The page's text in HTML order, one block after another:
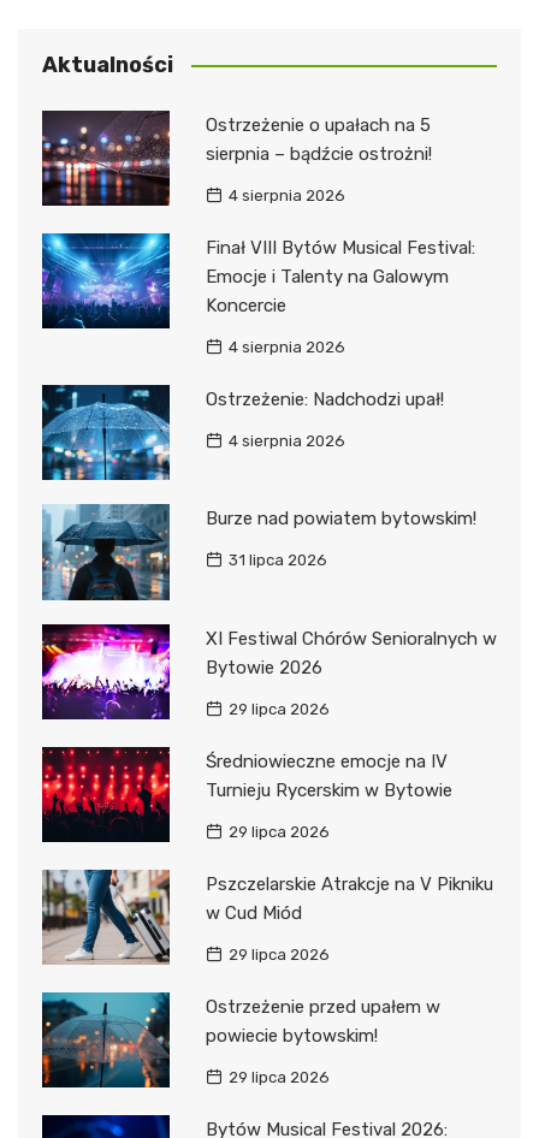
Aktualności
Ostrzeżenie o upałach na 5
sierpnia – bądźcie ostrożni!
4 sierpnia 2026
Finał VIII Bytów Musical Festival:
Emocje i Talenty na Galowym
Koncercie
4 sierpnia 2026
Ostrzeżenie: Nadchodzi upał!
4 sierpnia 2026
Burze nad powiatem bytowskim!
31 lipca 2026
XI Festiwal Chórów Senioralnych w
Bytowie 2026
29 lipca 2026
Średniowieczne emocje na IV
Turnieju Rycerskim w Bytowie
29 lipca 2026
Pszczelarskie Atrakcje na V Pikniku
w Cud Miód
29 lipca 2026
Ostrzeżenie przed upałem w
powiecie bytowskim!
29 lipca 2026
Bytów Musical Festival 2026: